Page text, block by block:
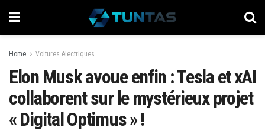
Home Voitures électriques
Elon Musk avoue enfin : Tesla et xAI
collaborent sur le mystérieux projet
« Digital Optimus » !